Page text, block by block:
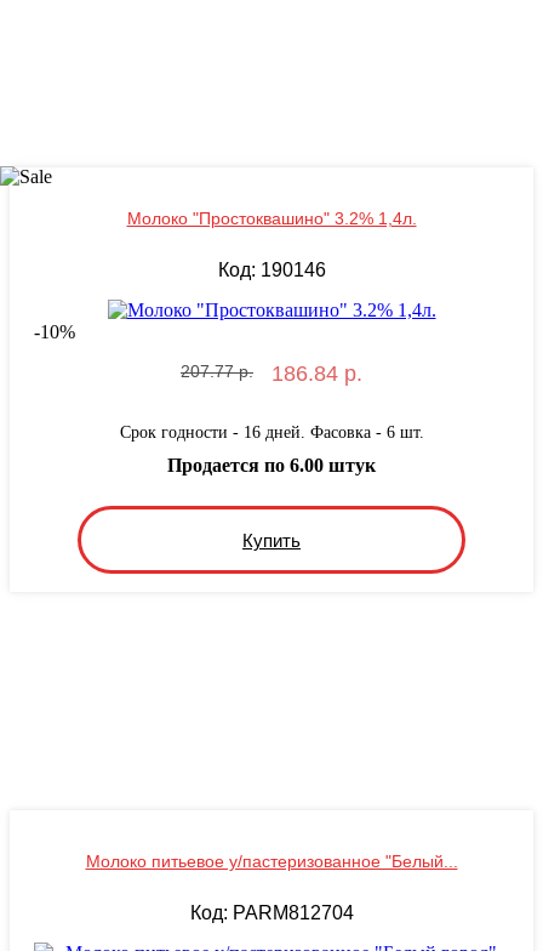
Молоко "Простоквашино" 3.2% 1,4л.
Код: 190146
-10%
207.77 р. 186.84 р.
Срок годности - 16 дней. Фасовка - 6 шт.
Купить
Продается по 6.00 штук
Молоко питьевое у/пастеризованное "Белый...
Код: PARM812704